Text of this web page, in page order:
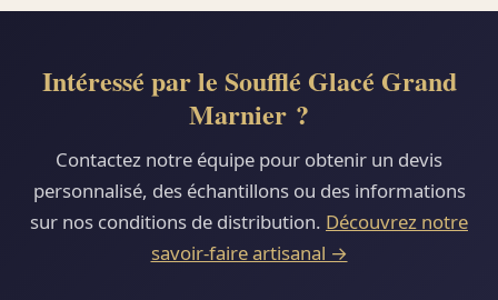
Intéressé par le Soufflé Glacé Grand
Marnier ?
Contactez notre équipe pour obtenir un devis
personnalisé, des échantillons ou des informations
sur nos conditions de distribution. Découvrez notre
savoir-faire artisanal →